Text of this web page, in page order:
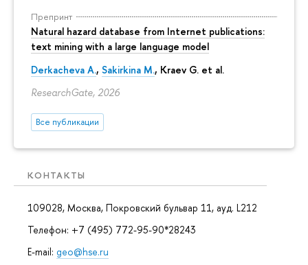
Препринт
Natural hazard database from Internet publications:
text mining with a large language model
Derkacheva A., Sakirkina M., Kraev G. et al.
ResearchGate, 2026
Все публикации
КОНТАКТЫ
109028, Москва, Покровский бульвар 11, ауд. L212
Телефон: +7 (495) 772-95-90*28243
E-mail: geo@hse.ru